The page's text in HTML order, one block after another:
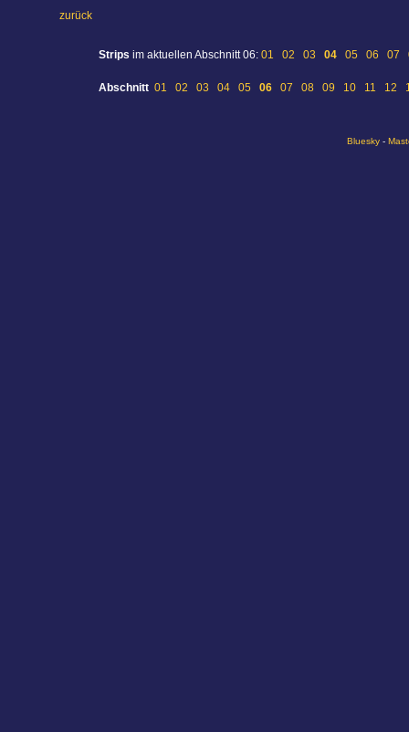
zurück
Strips im aktuellen Abschnitt 06: 01 02 03 04 05 06 07
Abschnitt 01 02 03 04 05 06 07 08 09 10 11 12
Bluesky-